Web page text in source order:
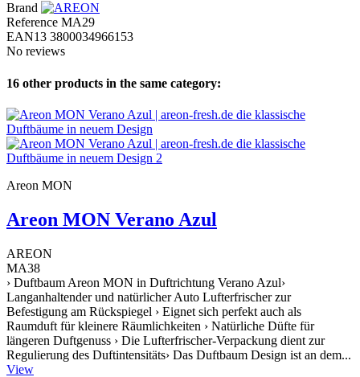
Brand
Reference MA29
EAN13 3800034966153
No reviews
16 other products in the same category:
Areon MON
Areon MON Verano Azul
AREON
MA38
› Duftbaum Areon MON in Duftrichtung Verano Azul›
Langanhaltender und natürlicher Auto Lufterfrischer zur
Befestigung am Rückspiegel › Eignet sich perfekt auch als
Raumduft für kleinere Räumlichkeiten › Natürliche Düfte für
längeren Duftgenuss › Die Lufterfrischer-Verpackung dient zur
Regulierung des Duftintensitäts› Das Duftbaum Design ist an dem...
View